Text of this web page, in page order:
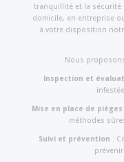
tranquillité et la sécurité
domicile, en entreprise
à votre disposition
Nous
Inspection et
Mise en place de
méthodes
Suivi et prévention :